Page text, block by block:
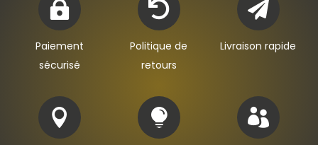

Paiement
sécurisé

Politique de
retours

Livraison rapide
  